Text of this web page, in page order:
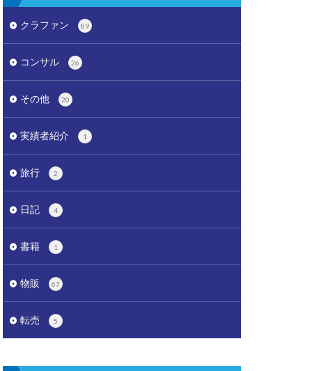
クラファン 89
コンサル 26
その他 20
実績者紹介 1
旅行 2
日記 4
書籍 1
物販 67
転売 5